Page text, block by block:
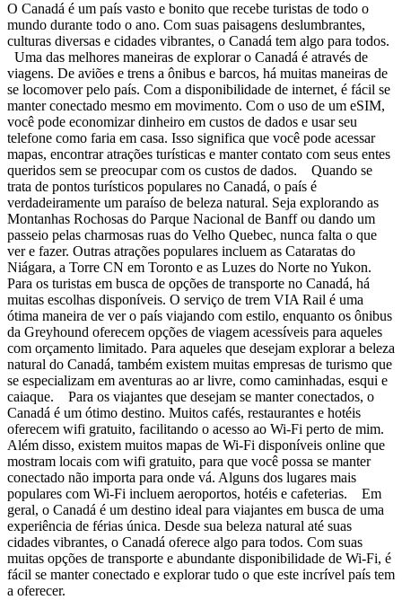
O Canadá é um país vasto e bonito que recebe turistas de todo o
mundo durante todo o ano. Com suas paisagens deslumbrantes,
culturas diversas e cidades vibrantes, o Canadá tem algo para todos.
Uma das melhores maneiras de explorar o Canadá é através de
viagens. De aviões e trens a ônibus e barcos, há muitas maneiras de
se locomover pelo país. Com a disponibilidade de internet, é fácil se
manter conectado mesmo em movimento. Com o uso de um eSIM,
você pode economizar dinheiro em custos de dados e usar seu
telefone como faria em casa. Isso significa que você pode acessar
mapas, encontrar atrações turísticas e manter contato com seus entes
queridos sem se preocupar com os custos de dados. Quando se
trata de pontos turísticos populares no Canadá, o país é
verdadeiramente um paraíso de beleza natural. Seja explorando as
Montanhas Rochosas do Parque Nacional de Banff ou dando um
passeio pelas charmosas ruas do Velho Quebec, nunca falta o que
ver e fazer. Outras atrações populares incluem as Cataratas do
Niágara, a Torre CN em Toronto e as Luzes do Norte no Yukon.
Para os turistas em busca de opções de transporte no Canadá, há
muitas escolhas disponíveis. O serviço de trem VIA Rail é uma
ótima maneira de ver o país viajando com estilo, enquanto os ônibus
da Greyhound oferecem opções de viagem acessíveis para aqueles
com orçamento limitado. Para aqueles que desejam explorar a beleza
natural do Canadá, também existem muitas empresas de turismo que
se especializam em aventuras ao ar livre, como caminhadas, esqui e
caiaque. Para os viajantes que desejam se manter conectados, o
Canadá é um ótimo destino. Muitos cafés, restaurantes e hotéis
oferecem wifi gratuito, facilitando o acesso ao Wi-Fi perto de mim.
Além disso, existem muitos mapas de Wi-Fi disponíveis online que
mostram locais com wifi gratuito, para que você possa se manter
conectado não importa para onde vá. Alguns dos lugares mais
populares com Wi-Fi incluem aeroportos, hotéis e cafeterias. Em
geral, o Canadá é um destino ideal para viajantes em busca de uma
experiência de férias única. Desde sua beleza natural até suas
cidades vibrantes, o Canadá oferece algo para todos. Com suas
muitas opções de transporte e abundante disponibilidade de Wi-Fi, é
fácil se manter conectado e explorar tudo o que este incrível país tem
a oferecer.